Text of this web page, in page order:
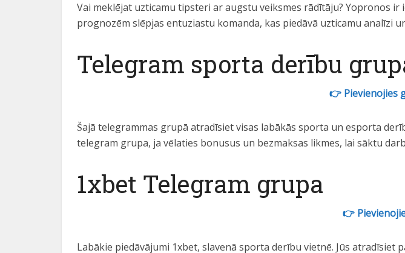
Vai meklējat uzticamu tipsteri ar augstu veiksmes rādītāju? Yopronos
prognozēm slēpjas entuziastu komanda, kas piedāvā uzticamu analīzi
Telegram sporta derību
👉 Pievienojies
Šajā telegrammas grupā atradīsiet visas labākās sporta un esporta
telegram grupa, ja vēlaties bonusus un bezmaksas likmes, lai sāktu
1xbet Telegram grupa
👉
Labākie piedāvājumi 1xbet, slavenā sporta derību vietnē. Jūs